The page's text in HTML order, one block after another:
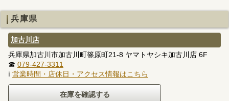
兵庫県
加古川店
兵庫県加古川市加古川町篠原町21-8 ヤマトヤシキ加古川店 6F
☎ 079-427-3311
ℹ 営業時間・店休日・アクセス情報はこちら